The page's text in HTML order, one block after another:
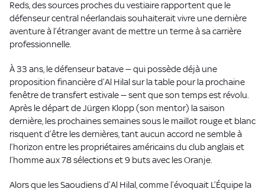
Reds, des sources proches du vestiaire rapportent que le
défenseur central néerlandais souhaiterait vivre une dernière
aventure à l’étranger avant de mettre un terme à sa carrière
professionnelle.
À 33 ans, le défenseur batave — qui possède déjà une
proposition financière d’Al Hilal sur la table pour la prochaine
fenêtre de transfert estivale — sent que son temps est révolu.
Après le départ de Jürgen Klopp (son mentor) la saison
dernière, les prochaines semaines sous le maillot rouge et blanc
risquent d’être les dernières, tant aucun accord ne semble à
l’horizon entre les propriétaires américains du club anglais et
l’homme aux 78 sélections et 9 buts avec les Oranje.
Alors que les Saoudiens d’Al Hilal, comme l’évoquait L’Équipe la